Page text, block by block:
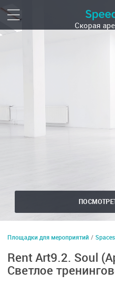
Скорая
Площадки для мероприятий / Spaces
Rent Art9.2. Soul
Светлое